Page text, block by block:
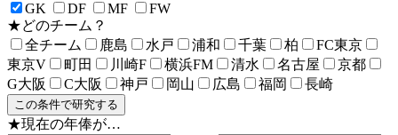
GK
DF MF
FW
★どのチーム？
全チーム
鹿島 水戸 浦和 千葉 柏
FC東京
東京V
町田 川崎F 横浜FM 清水 名古屋
京都
G大阪
C大阪 神戸 岡山 広島 福岡 長崎
この条件で研究する
★現在の年俸が…